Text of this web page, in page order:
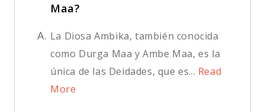
Maa?
A. La Diosa Ambika, también conocida
como Durga Maa y Ambe Maa, es la
única de las Deidades, que es... Read
More